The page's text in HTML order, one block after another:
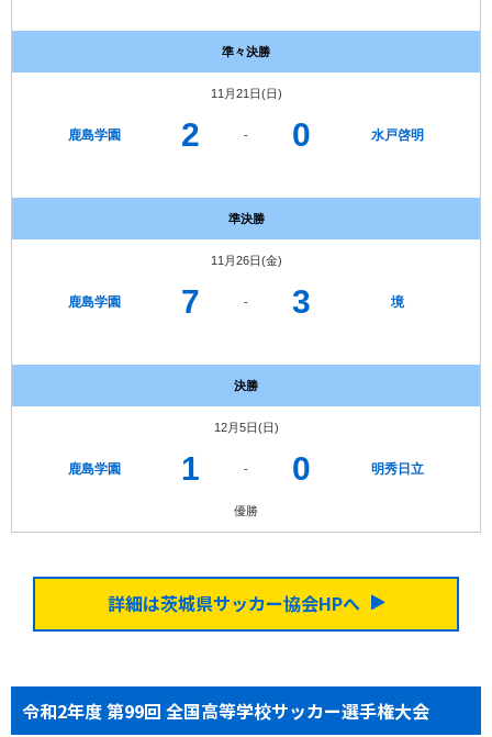
準々決勝
11月21日(日)
鹿島学園 2 - 0 水戸啓明
準決勝
11月26日(金)
鹿島学園 7 - 3 境
決勝
12月5日(日)
鹿島学園 1 - 0 明秀日立
優勝
詳細は茨城県サッカー協会HPへ
令和2年度 第99回 全国高等学校サッカー選手権大会